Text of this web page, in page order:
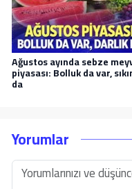
Ağustos ayında sebze
piyasası: Bolluk da var,
da
Yorumlar